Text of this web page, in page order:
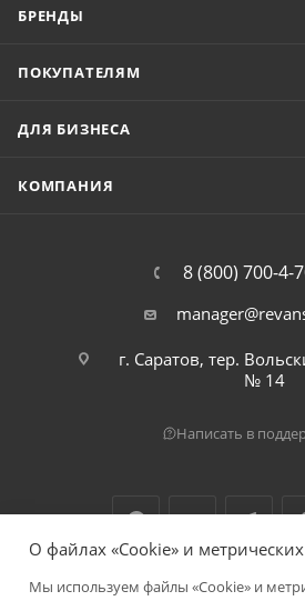
БРЕНДЫ
ПОКУПАТЕЛЯМ
ДЛЯ БИЗНЕСА
КОМПАНИЯ
8 (800) 700-4-
г. Саратов, тер.
№ 14
Написать в
О файлах «Cookie» и
Мы используем файлы «Cookie» и